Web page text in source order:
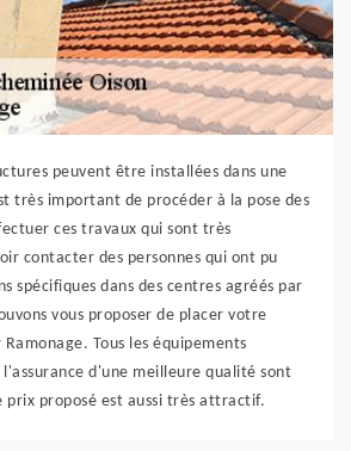
peuvent être installées dans une
très important de procéder à la pose des
ces travaux qui sont très
contacter des personnes qui ont pu
spécifiques dans des centres agréés par
vous proposer de placer votre
Tous les équipements
l'assurance d'une meilleure qualité sont
prix proposé est aussi très attractif.